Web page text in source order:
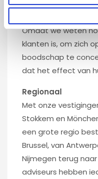
De lat leggen we
Omdat we weten
klanten is, om zich
boodschap te
dat het effect van
Regionaal
Met onze
Stokkem en
een grote regio
Brussel, van
Nijmegen terug
adviseurs hebben